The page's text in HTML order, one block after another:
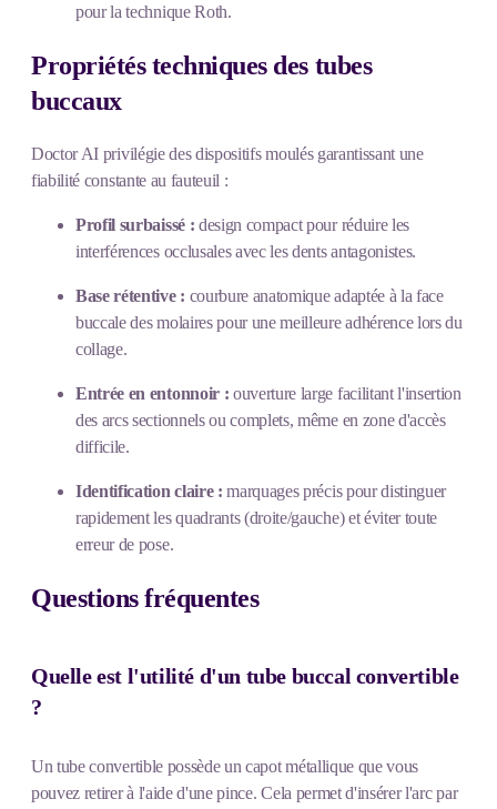
pour la technique Roth.
Propriétés techniques des tubes
buccaux
Doctor AI privilégie des dispositifs moulés garantissant une
fiabilité constante au fauteuil :
Profil surbaissé : design compact pour réduire les
interférences occlusales avec les dents antagonistes.
Base rétentive : courbure anatomique adaptée à la face
buccale des molaires pour une meilleure adhérence lors du
collage.
Entrée en entonnoir : ouverture large facilitant l'insertion
des arcs sectionnels ou complets, même en zone d'accès
difficile.
Identification claire :marquages précis pour distinguer
rapidement les quadrants (droite/gauche) et éviter toute
erreur de pose.
Questions fréquentes
Quelle est l'utilité d'un tube buccal convertible
?
Un tube convertible possède un capot métallique que vous
pouvez retirer à l'aide d'une pince. Cela permet d'insérer l'arc par